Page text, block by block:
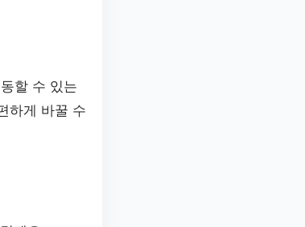
할 수 있는
하게 바꿀 수